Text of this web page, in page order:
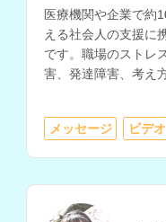
医療機関や企業で約
える社会人の支援に
です。職場のストレ
害、発達障害、考え
メッセージ ビデオ